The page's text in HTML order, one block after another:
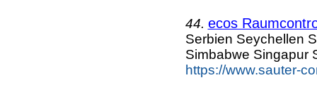
44. ecos
Serbien Seychellen
Simbabwe Singapur
https://www.sauter-